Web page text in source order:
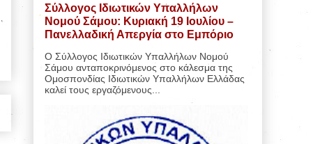
Σύλλογος Ιδιωτικών Υπαλλήλων
Νομού Σάμου: Κυριακή 19 Ιουλίου –
Πανελλαδική Απεργία στο Εμπόριο
Ο Σύλλογος Ιδιωτικών Υπαλλήλων Νομού
Σάμου ανταποκρινόμενος στο κάλεσμα της
Ομοσπονδίας Ιδιωτικών Υπαλλήλων Ελλάδας
καλεί τους εργαζόμενους...